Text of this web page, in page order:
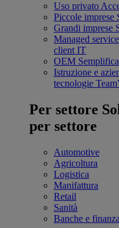
Uso privato
Piccole imprese
Grandi imprese
Managed
client IT
OEM
Istruzione e
tecnologie
Per settore
per settore
Automotive
Agricoltura
Logistica
Manifattura
Retail
Sanità
Banche e finanza